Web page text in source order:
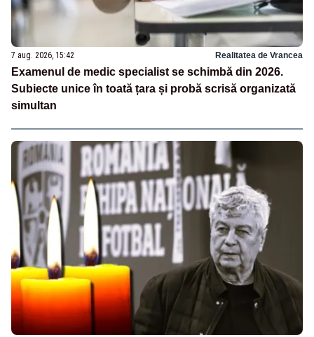
7 aug. 2026, 15:42 Realitatea de Vrancea
Examenul de medic specialist se schimbă din 2026.
Subiecte unice în toată țara și probă scrisă organizată
simultan